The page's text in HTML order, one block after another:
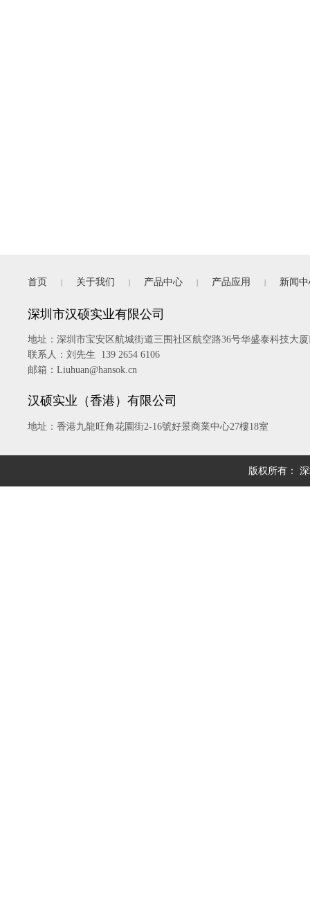
首页 | 关于我们 | 产品中心 | 产品应用 | 新闻
深圳市汉硕实业有限公司
地址： 深圳市宝安区航城街道三围社区航空路36号华盛泰科技大厦
联系人：刘先生 139 2654 6106
邮箱：Liuhuan@hansok.cn
汉硕实业（香港）有限公司
地址：香港九龍旺角花園街2-16號好景商業中心27樓18室
版权所有：